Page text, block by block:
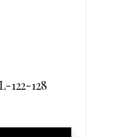
122-128